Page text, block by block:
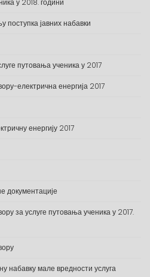
у 2018. години
јавних набавки
путовања ученика у 2017
електрична енергија 2017
енергију 2017
документације
за услуге путовања ученика у 2017.
набавку мале вредности услуга